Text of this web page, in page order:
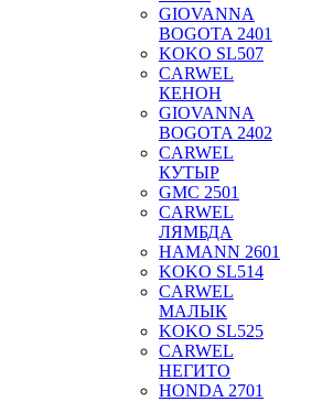
GIOVANNA
BOGOTA 2401
KOKO SL507
CARWEL
КЕНОН
GIOVANNA
BOGOTA 2402
CARWEL
КУТЫР
GMC 2501
CARWEL
ЛЯМБДА
HAMANN 2601
KOKO SL514
CARWEL
МАЛЫК
KOKO SL525
CARWEL
НЕГИТО
HONDA 2701